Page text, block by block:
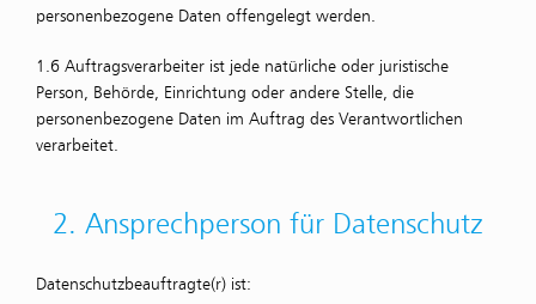
personenbezogene Daten offengelegt werden.
1.6 Auftragsverarbeiter ist jede natürliche oder juristische
Person, Behörde, Einrichtung oder andere Stelle, die
personenbezogene Daten im Auftrag des Verantwortlichen
verarbeitet.
2. Ansprechperson für Datenschutz
Datenschutzbeauftragte(r) ist: